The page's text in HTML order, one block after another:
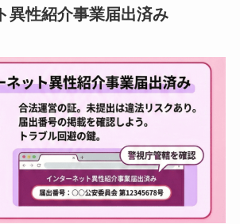
異性紹介事業届出済み